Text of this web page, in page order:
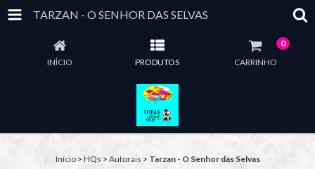
TARZAN - O SENHOR DAS SELVAS
INÍCIO PRODUTOS CARRINHO
0
Início > HQs > Autorais > Tarzan - O Senhor das Selvas